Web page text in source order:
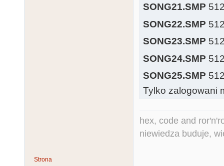
SONG21.SMP
SONG22.SMP
SONG23.SMP
SONG24.SMP
SONG25.SMP
Tylko zalogowani
hex, code and
niewiedza buduje,
Strona